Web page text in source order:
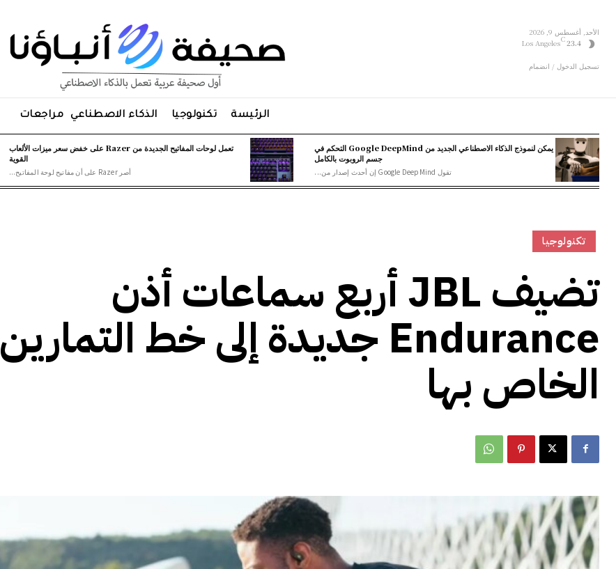
الأحد, أغسطس 9, 2026
23.4
C
Los Angeles
تسجيل الدخول / انضمام
الرئيسة تكنولوجيا الذكاء الاصطناعي مراجعات
يمكن لنموذج الذكاء الاصطناعي الجديد من Google DeepMind التحكم في
جسم الروبوت بالكامل
تقول Google DeepMind إن أحدث إصدار من...
تعمل لوحات المفاتيح الجديدة من Razer على خفض سعر ميزات الألعاب
القوية
أصر Razer على أن مفاتيح لوحة المفاتيح...
تكنولوجيا
تضيف JBL أربع سماعات أذن
Endurance جديدة إلى خط التمارين
الخاص بها